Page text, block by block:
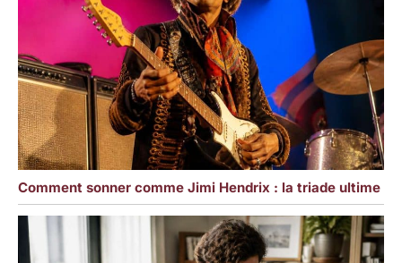
Comment sonner comme Jimi Hendrix : la triade ultime